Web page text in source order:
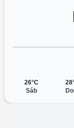
26°C
Sáb